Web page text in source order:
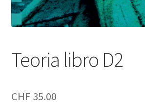
Teoria libro D2
CHF35.00